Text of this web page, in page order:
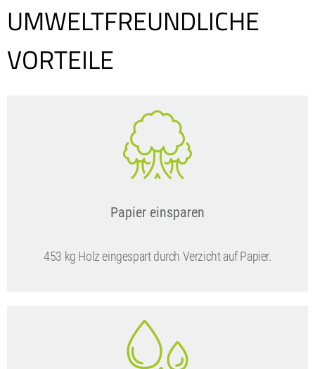
UMWELTFREUNDLICHE
VORTEILE
Papier einsparen
453 kg Holz eingespart durch Verzicht auf Papier.